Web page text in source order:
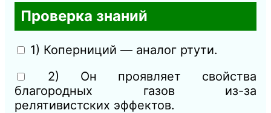
Проверка знаний
1) Коперниций — аналог ртути.
2) Он проявляет свойства
благородных газов из-за
релятивистских эффектов.